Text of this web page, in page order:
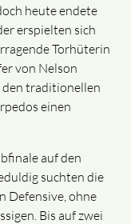
heute endete
erspielten sich
Torhüterin
von Nelson
den traditionellen
einen
auf den
suchten die
Defensive, ohne
Bis auf zwei